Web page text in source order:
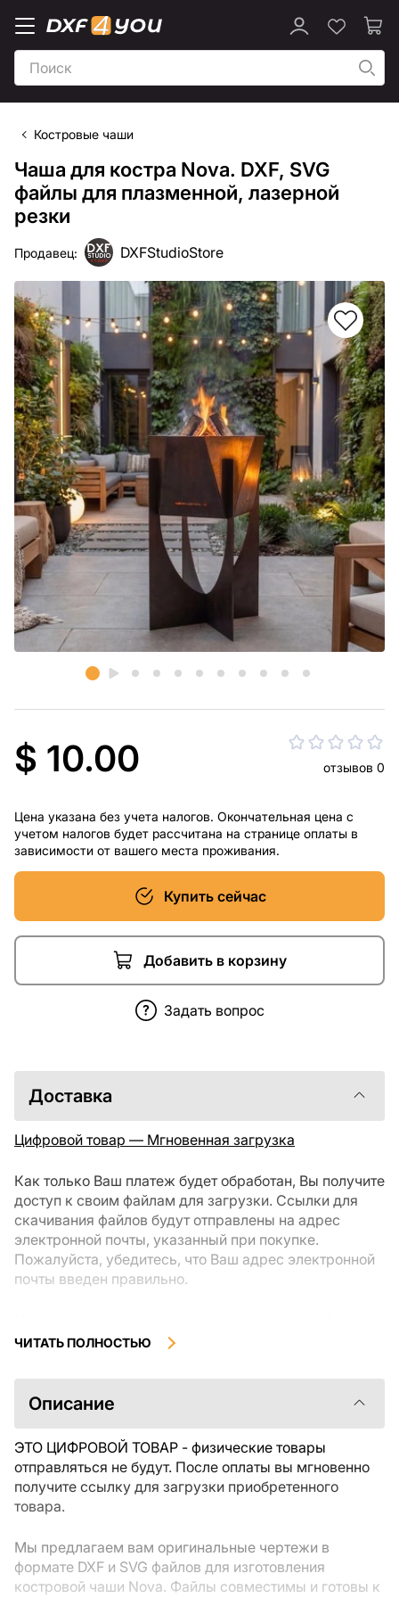
Костровые чаши
Чаша для костра Nova. DXF, SVG
файлы для плазменной, лазерной
резки
Продавец: DXFStudioStore
$ 10.00 отзывов 0
Цена указана без учета налогов. Окончательная цена с
учетом налогов будет рассчитана на странице оплаты в
зависимости от вашего места проживания.
Купить сейчас
Добавить в корзину
Задать вопрос
Доставка
Цифровой товар — Мгновенная загрузка
Как только Ваш платеж будет обработан, Вы получите
доступ к своим файлам для загрузки. Ссылки для
скачивания файлов будут отправлены на адрес
электронной почты, указанный при покупке.
Пожалуйста, убедитесь, что Ваш адрес электронной
почты введен правильно.
загрузки, не подлежат возврату или обмену после их
ознакомиться с описанием товара и задать все
интересующие Вас вопросы перед покупкой. Если у
свяжитесь с продавцом напрямую.
ЧИТАТЬ ПОЛНОСТЬЮ
Описание
ЭТО ЦИФРОВОЙ ТОВАР - физические товары
отправляться не будут. После оплаты вы мгновенно
получите ссылку для загрузки приобретенного
товара.
Мы предлагаем вам оригинальные чертежи в
формате DXF и SVG файлов для изготовления
костровой чаши Nova. Файлы совместимы и готовы к